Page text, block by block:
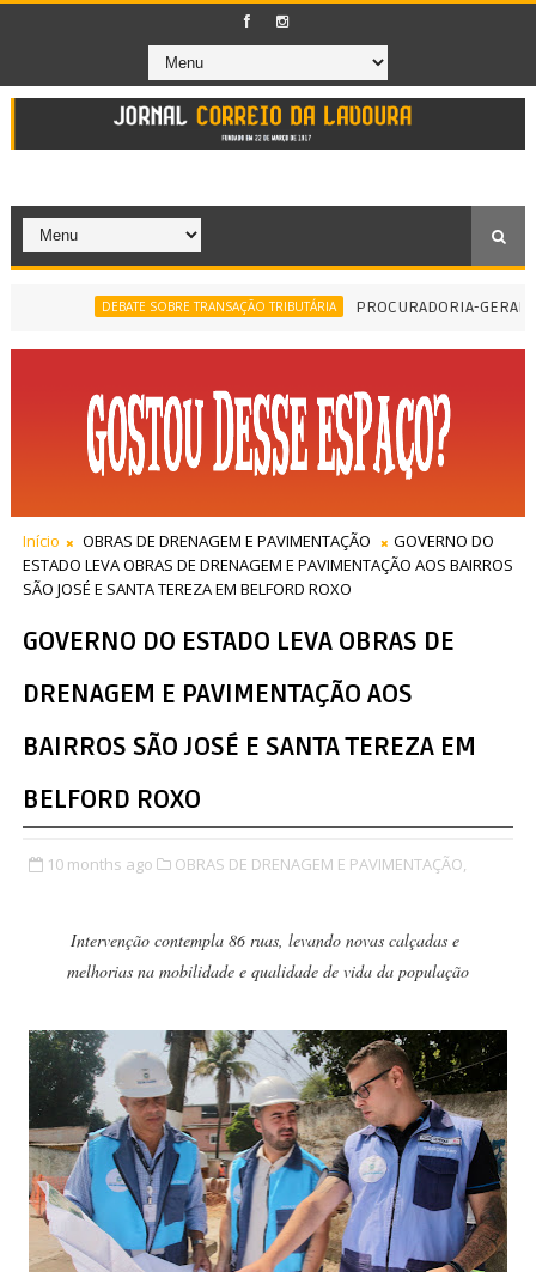
DEBATE SOBRE TRANSAÇÃO TRIBUTÁRIA PROCURADORIA-GERAL DO
Início OBRAS DE DRENAGEM E PAVIMENTAÇÃO
GOVERNO DO
ESTADO LEVA OBRAS DE DRENAGEM E PAVIMENTAÇÃO AOS BAIRROS
SÃO JOSÉ E SANTA TEREZA EM BELFORD ROXO
GOVERNO DO ESTADO LEVA OBRAS DE
DRENAGEM E PAVIMENTAÇÃO AOS
BAIRROS SÃO JOSÉ E SANTA TEREZA EM
BELFORD ROXO
10 months ago OBRAS DE DRENAGEM E PAVIMENTAÇÃO,
Intervenção contempla 86 ruas, levando novas calçadas e
melhorias na mobilidade e qualidade de vida da população